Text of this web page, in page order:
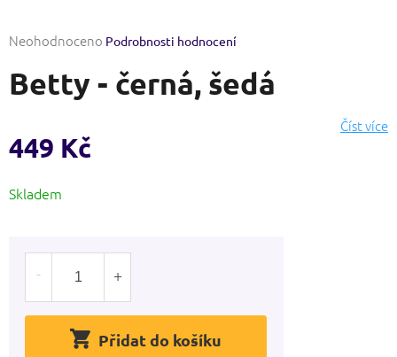
Průměrné
produktu
je
5
hvězdiček.
Neohodnoceno Podrobnosti hodnocení
Betty - černá, šedá
Číst více
449 Kč
cena:
Skladem
Přidat do košíku